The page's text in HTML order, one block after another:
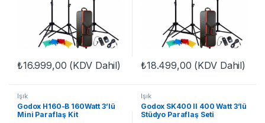
₺16.999,00 (KDV Dahil) ₺18.499,00 (KDV Dahil)
Işık
Godox H160-B 160Watt 3’lü
Mini Paraflaş Kit
Işık
Godox SK400 II 400 Watt 3’lü
Stüdyo Paraflaş Seti